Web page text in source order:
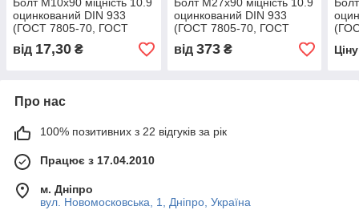
Болт М10х90 міцність 10.9
оцинкований DIN 933
(ГОСТ 7805-70, ГОСТ
7798-70)
від 17,30 ₴
Болт М27х90 міцність 10.9
оцинкований DIN 933
(ГОСТ 7805-70, ГОСТ
7798-70)
від 373₴
Про нас
100% позитивних з 22 відгуків за рік
Працює з 17.04.2010
м. Дніпро
вул. Новомосковська, 1, Дніпро, Україна